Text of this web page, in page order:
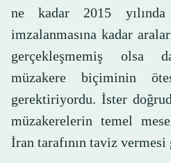
ne kadar 2015 yılında
imzalanmasına kadar
gerçekleşmemiş olsa
müzakere biçiminin
gerektiriyordu. İster
müzakerelerin temel
İran tarafının taviz